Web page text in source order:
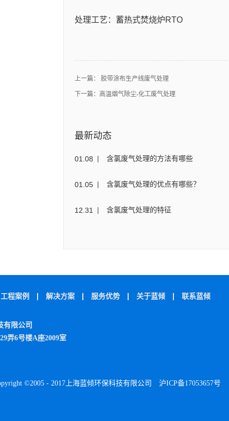
处理工艺：蓄热式焚烧炉RTO
上一篇： 胶带涂布生产线废气处理
下一篇： 高温烟气除尘-化工废气处理
最新动态
01 08 含氯废气处理的方法有哪些
01 05 含氯废气处理的优点有哪些？
12 31 含氯废气处理的特征
工程案例 解决方案 服务优势 关于蓝倾 联系蓝倾
有限公司
弄6号楼A座2009室
©2005 - 2017上海蓝倾环保科技有限公司 沪ICP备17053657号